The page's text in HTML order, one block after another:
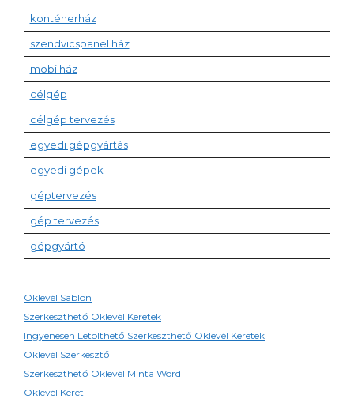
konténerház
szendvicspanel ház
mobilház
célgép
célgép tervezés
egyedi gépgyártás
egyedi gépek
géptervezés
gép tervezés
gépgyártó
Oklevél Sablon
Szerkeszthető Oklevél Keretek
Ingyenesen Letölthető Szerkeszthető Oklevél Keretek
Oklevél Szerkesztő
Szerkeszthető Oklevél Minta Word
Oklevél Keret